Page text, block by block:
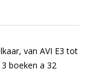
van AVI E3 tot
boeken a 32